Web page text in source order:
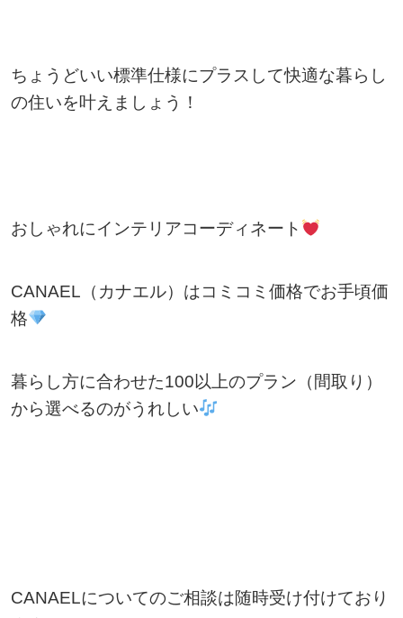
ちょうどいい標準仕様にプラスして快適な暮らし
の住いを叶えましょう！
おしゃれにインテリアコーディネート
CANAEL（カナエル）はコミコミ価格でお手頃価
格
暮らし方に合わせた100以上のプラン（間取り）
から選べるのがうれしい
CANAELについてのご相談は随時受け付けており